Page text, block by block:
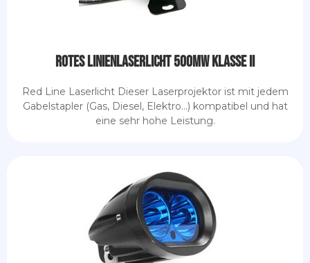
Rotes Linienlaserlicht 500mW Klasse II
Red Line Laserlicht Dieser Laserprojektor ist mit jedem
Gabelstapler (Gas, Diesel, Elektro...) kompatibel und hat
eine sehr hohe Leistung.